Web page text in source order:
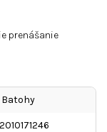
prenášanie
Batohy